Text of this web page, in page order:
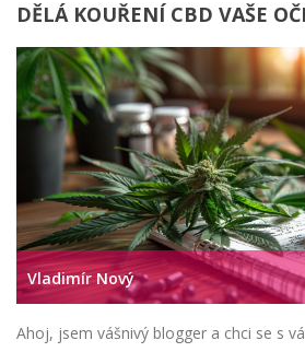
DĚLÁ KOUŘENÍ CBD VAŠE
Vladimír Nový
Ahoj, jsem vášnivý blogger a chci se s